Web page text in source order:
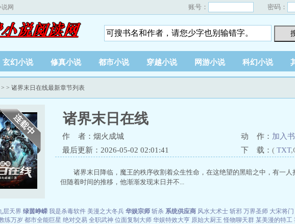
网 账号： 密码：
玄幻小说 修真小说 都市小说 穿越小说 网游小说 科幻小说
> > 诸界末日在线最新章节列表
诸界末日在线
作 者：烟火成城 动 作： 加入
最后更新：2026-05-02 02:01:41
下 载： ( TXT
诸界末日降临，魔王的秩序收割着众生性命，在这绝望的黑暗之中，有一
但随着时间的推移，他渐渐发现末日并不...
层天界 绿茵峥嵘 我是杀毒软件 美漫之大冬兵 华娱宗师 斩杀 系统供应商 风水大术士 斩邪 万界圣师 大宋将门
练万岁 都市全能巨星 绝对交易 全职武神 位面复制大师 华娱特效大亨 原始大厨王 怪物聊天群 某美漫的特工